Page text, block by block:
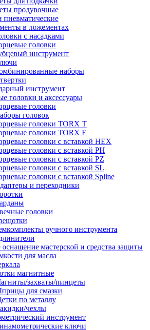
продувочные
в ложементах
с насадками
головки
инструмент
наборы
инструмент
головки и аксессуары
головки
головок
головки TORX T
головки TORX Е
головки с вставкой HEX
головки с вставкой PH
головки с вставкой PZ
головки с вставкой SL
головки с вставкой Spline
и переходники
головки
ручного инструмента
оснащение мастерской и средства защиты
для масла
магнитные
захваты/пинцеты
для смазки
по металлу
чехлы
инструмент
ключи